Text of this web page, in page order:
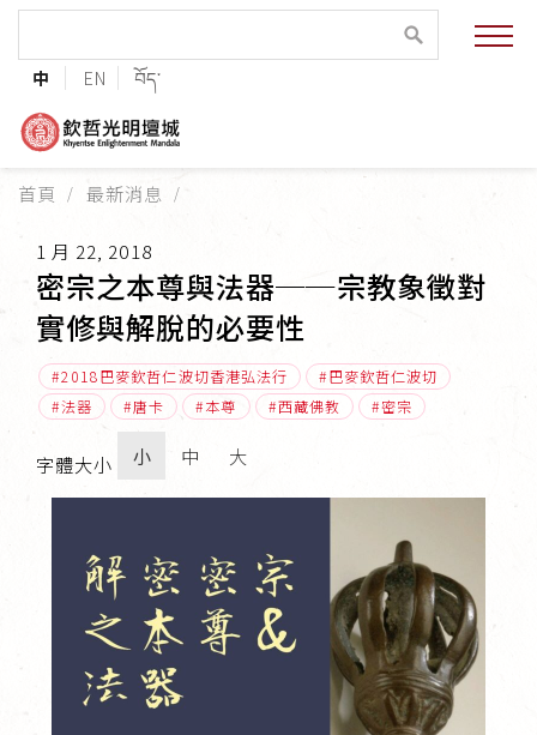
中 EN བོད་
緣起與願景
法王與上師的祝福
培植福田
加入志工
巴麥欽哲傳承
傳承上師授證
專書與譯著
*巴麥寺與麥青寺的聯合聲明
首頁 最新消息
1 月 22, 2018
密宗之本尊與法器──宗教象徵對
實修與解脫的必要性
2018巴麥欽哲仁波切香港弘法行
巴麥欽哲仁波切
法器
唐卡 本尊 西藏佛教 密宗
字體大小 小 中 大